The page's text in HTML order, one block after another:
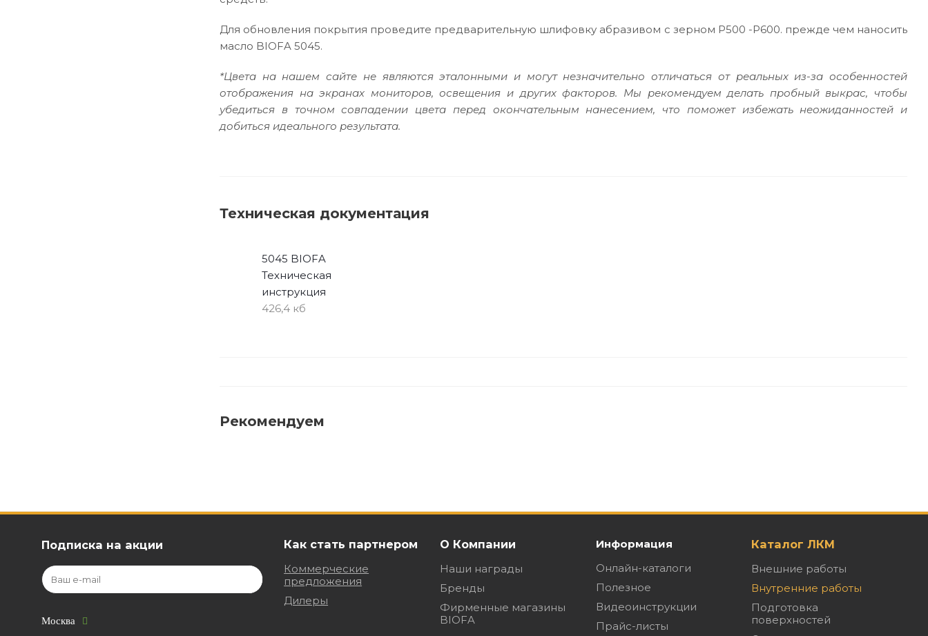
Для обновления покрытия проведите предварительную шлифовку абразивом с зерном Р500 -Р600. прежде чем наносить
масло BIOFA 5045.
*Цвета на нашем сайте не являются эталонными и могут незначительно отличаться от реальных из-за особенностей
отображения на экранах мониторов, освещения и других факторов. Мы рекомендуем делать пробный выкрас, чтобы
убедиться в точном совпадении цвета перед окончательным нанесением, что поможет избежать неожиданностей и
добиться идеального результата.
Техническая документация
5045 BIOFA
Техническая
инструкция
426,4 кб
Рекомендуем
Подписка на акции
Москва
Как стать партнером
Коммерческие
предложения
Дилеры
О Компании
Наши награды
Бренды
Фирменные магазины
BIOFA
Информация
Онлайн-каталоги
Полезное
Видеоинструкции
Прайс-листы
Каталог ЛКМ
Внешние работы
Внутренние работы
Подготовка
поверхностей